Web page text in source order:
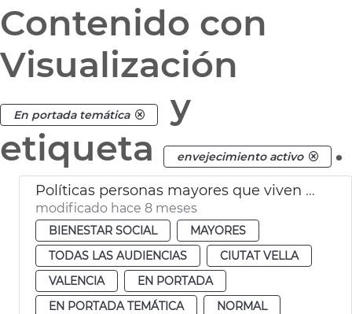
Contenido con
Visualización
En portada temática
y
etiqueta
envejecimiento activo .
Políticas personas mayores que viven a solas València
modificado hace 8 meses
BIENESTAR SOCIAL
MAYORES
TODAS LAS AUDIENCIAS
CIUTAT VELLA
VALENCIA
EN PORTADA
EN PORTADA TEMÁTICA
NORMAL